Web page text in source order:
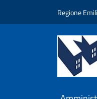
Regione